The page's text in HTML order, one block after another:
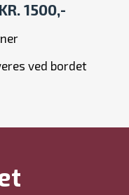
1500,-
ved bordet